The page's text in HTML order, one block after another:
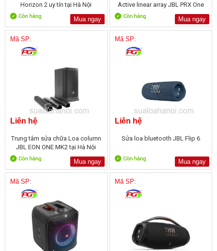
Horizon 2 uy tín tại Hà Nội
Mua ngay
Active linear array JBL PRX One
Mua ngay
Mã SP:
Liên hệ
Trung tâm sửa chữa Loa column
JBL EON ONE MK2 tại Hà Nội
Mua ngay
Mã SP:
Liên hệ
Sửa loa bluetooth JBL Flip 6
Mua ngay
Mã SP: Mã SP: